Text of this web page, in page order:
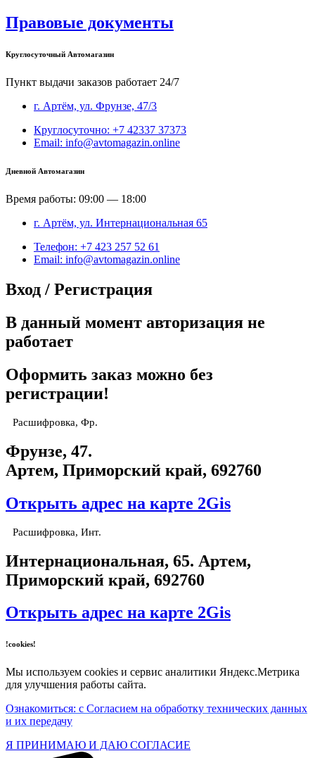
Правовые документы
Круглосуточный Автомагазин
Пункт выдачи заказов работает 24/7
г. Артём, ул. Фрунзе, 47/3
Круглосуточно: +7 42337 37373
Email: info@avtomagazin.online
Дневной Автомагазин
Время работы: 09:00 — 18:00
г. Артём, ул. Интернациональная 65
Телефон: +7 423 257 52 61
Email: info@avtomagazin.online
Вход / Регистрация
В данный момент авторизация не
работает
Оформить заказ можно без
регистрации!
Расшифровка, Фр.
Фрунзе, 47.
Артем, Приморский край, 692760
Открыть адрес на карте 2Gis
Расшифровка, Инт.
​Интернациональная, 65​. Артем,
Приморский край, 692760
Открыть адрес на карте 2Gis
!cookies!
Мы используем cookies и сервис аналитики Яндекс.Метрика
для улучшения работы сайта.
Ознакомиться: с Согласием на обработку технических данных
и их передачу
Я ПРИНИМАЮ И ДАЮ СОГЛАСИЕ